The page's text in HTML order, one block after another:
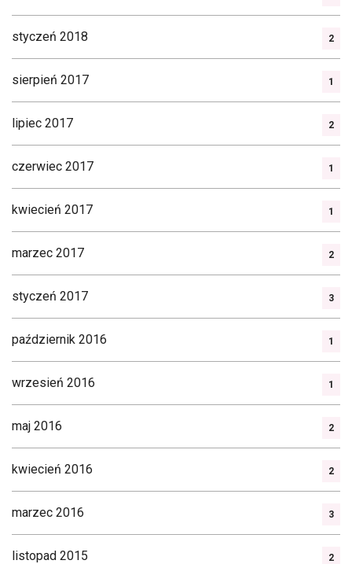
styczeń 2018 2
sierpień 2017 1
lipiec 2017 2
czerwiec 2017 1
kwiecień 2017 1
marzec 2017 2
styczeń 2017 3
październik 2016 1
wrzesień 2016 1
maj 2016 2
kwiecień 2016 2
marzec 2016 3
listopad 2015 2